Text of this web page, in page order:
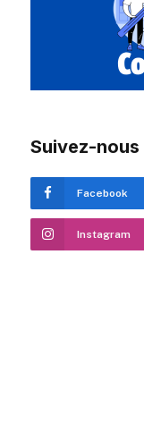
Suivez-nous
Facebook
Instagram